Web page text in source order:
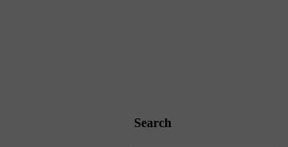
Search